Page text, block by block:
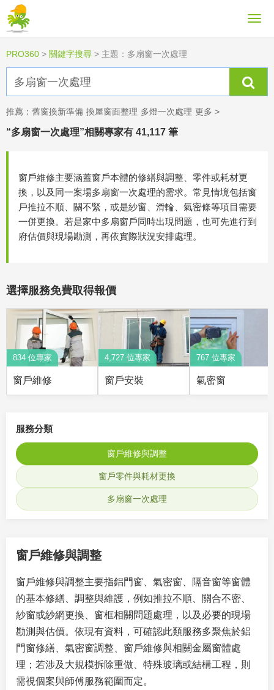
PRO360 > 關鍵字搜尋 > 主題：多扇窗一次處理
推薦： 舊窗換新準備 換屋窗面整理 多燈一次處理 更多 >
“多扇窗一次處理”相關專家有 41,117 筆
窗戶維修主要涵蓋窗戶本體的修繕與調整、零件或耗材更
換，以及同一案場多扇窗一次處理的需求。常見情境包括窗
戶推拉不順、關不緊，或是紗窗、滑輪、氣密條等項目需要
一併更換。若是家中多扇窗戶同時出現問題，也可先進行到
府估價與現場勘測，再依實際狀況安排處理。
選擇服務免費取得報價
834 位專家
窗戶維修
4,727 位專家
窗戶安裝
767 位專家
氣密窗
服務分類
窗戶維修與調整
窗戶零件與耗材更換
多扇窗一次處理
窗戶維修與調整
窗戶維修與調整主要指鋁門窗、氣密窗、隔音窗等窗體
的基本修繕、調整與維護，例如推拉不順、關合不密、
紗窗或紗網更換、窗框相關問題處理，以及必要的現場
勘測與估價。依現有資料，可確認此類服務多聚焦於鋁
門窗修繕、氣密窗調整、窗戶維修與相關金屬窗體處
理；若涉及大規模拆除重做、特殊玻璃或結構工程，則
需視個案與師傅服務範圍而定。